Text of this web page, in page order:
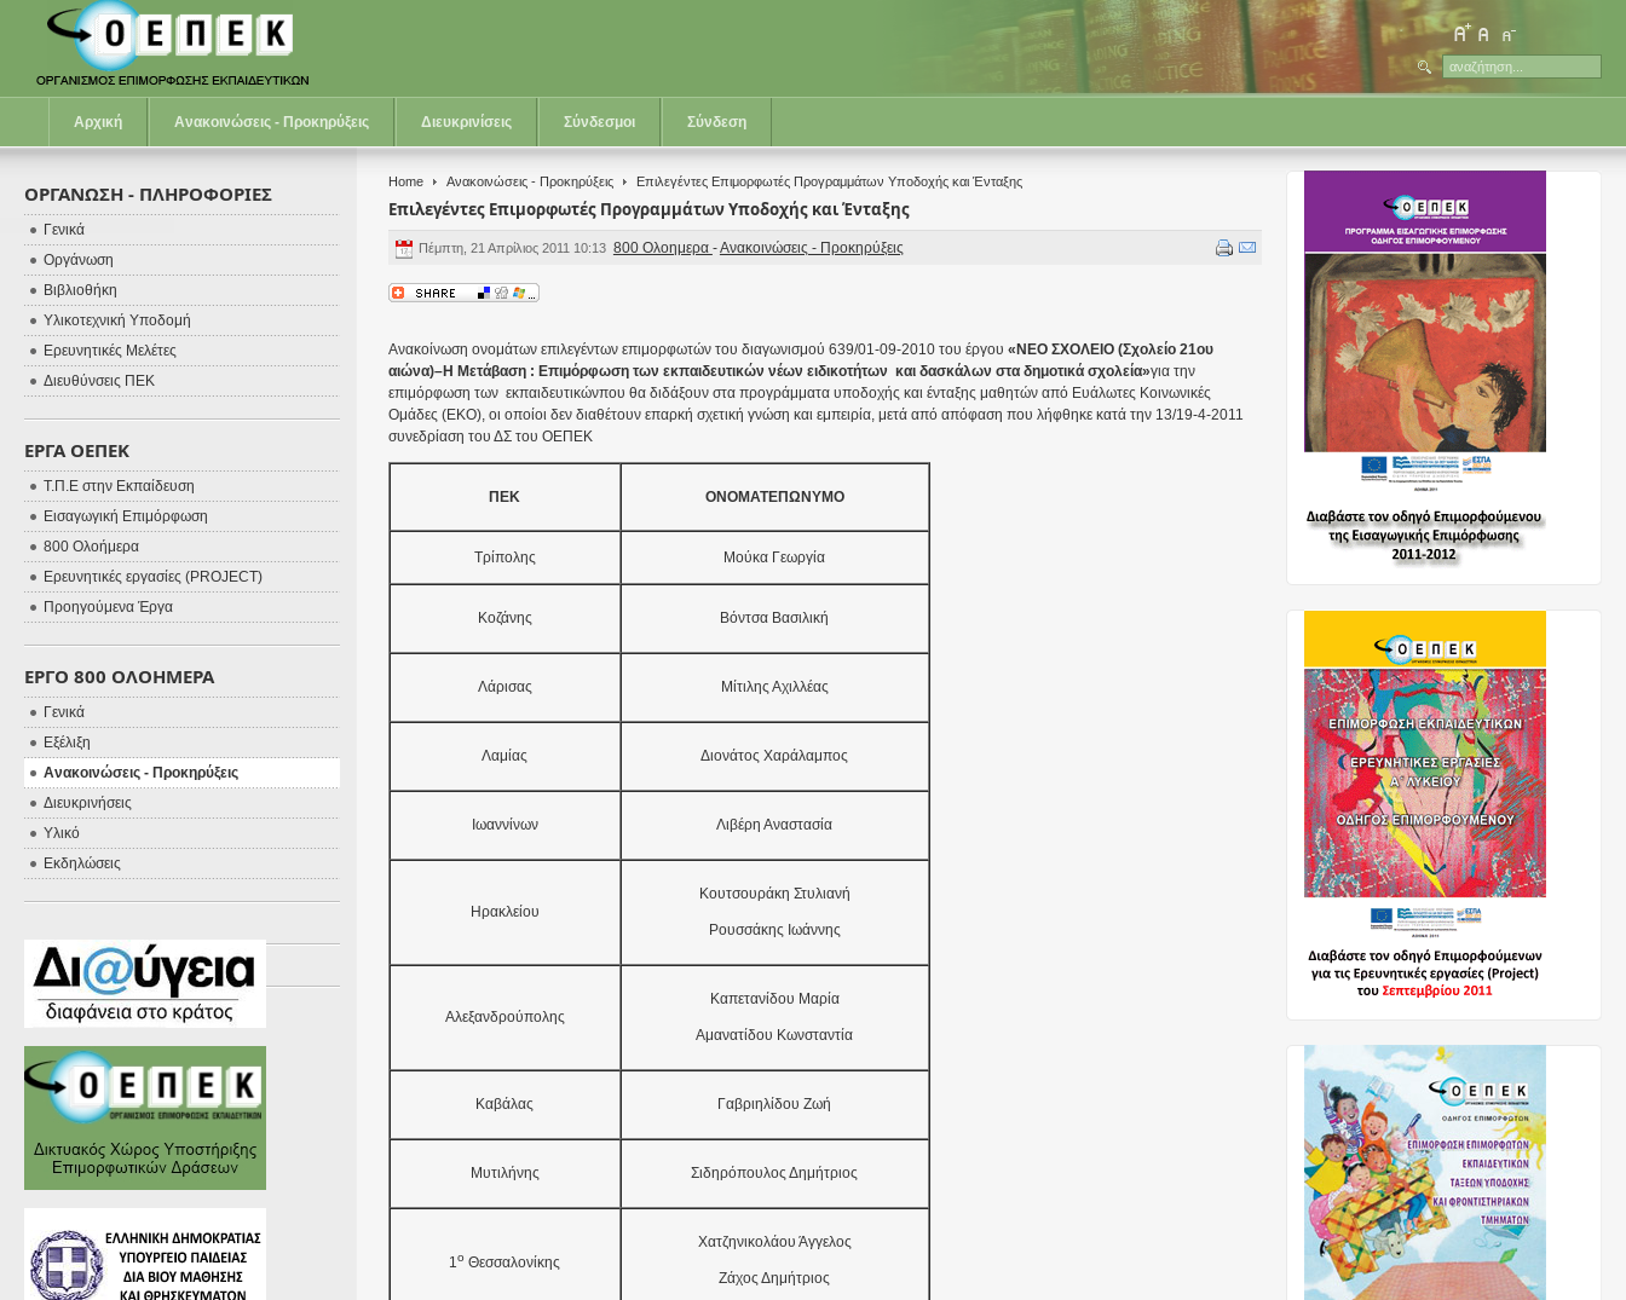
Αρχική Ανακοινώσεις - Προκηρύξεις Διευκρινίσεις Σύνδεσμοι Σύνδεση
Home Ανακοινώσεις - Προκηρύξεις Επιλεγέντες Επιμορφωτές Προγραμμάτων Υποδοχής και Ένταξης
Επιλεγέντες Επιμορφωτές Προγραμμάτων Υποδοχής και Ένταξης
Πέμπτη, 21 Απρίλιος 2011 10:13 800 Ολοημερα -Ανακοινώσεις - Προκηρύξεις
Ανακοίνωση ονομάτων επιλεγέντων επιμορφωτών του διαγωνισμού 639/01-09-2010 του έργου «ΝΕΟ ΣΧΟΛΕΙΟ (Σχολείο 21ου
αιώνα)–Η Μετάβαση : Επιμόρφωση των εκπαιδευτικών νέων ειδικοτήτων και δασκάλων στα δημοτικά σχολεία»για την
επιμόρφωση των εκπαιδευτικώνπου θα διδάξουν στα προγράμματα υποδοχής και ένταξης μαθητών από Ευάλωτες Κοινωνικές
Ομάδες (ΕΚΟ), οι οποίοι δεν διαθέτουν επαρκή σχετική γνώση και εμπειρία, μετά από απόφαση που λήφθηκε κατά την 13/19-4-2011
συνεδρίαση του ΔΣ του ΟΕΠΕΚ
ΠΕΚ ΟΝΟΜΑΤΕΠΩΝΥΜΟ
Τρίπολης Μούκα Γεωργία
Κοζάνης Βόντσα Βασιλική
Λάρισας Μίτιλης Αχιλλέας
Λαμίας Διονάτος Χαράλαμπος
Ιωαννίνων Λιβέρη Αναστασία
Ηρακλείου
Κουτσουράκη Στυλιανή
Ρουσσάκης Ιωάννης
Αλεξανδρούπολης
Καπετανίδου Μαρία
Αμανατίδου Κωνσταντία
Καβάλας Γαβριηλίδου Ζωή
Μυτιλήνης Σιδηρόπουλος Δημήτριος
1ο Θεσσαλονίκης
Χατζηνικολάου Άγγελος
Ζάχος Δημήτριος
ΟΡΓΑΝΩΣΗ - ΠΛΗΡΟΦΟΡΙΕΣ
Γενικά
Οργάνωση
Βιβλιοθήκη
Υλικοτεχνική Υποδομή
Ερευνητικές Μελέτες
Διευθύνσεις ΠΕΚ
ΕΡΓΑ ΟΕΠΕΚ
Τ.Π.Ε στην Εκπαίδευση
Εισαγωγική Επιμόρφωση
800 Ολοήμερα
Ερευνητικές εργασίες (PROJECT)
Προηγούμενα Έργα
ΕΡΓΟ 800 ΟΛΟΗΜΕΡΑ
Γενικά
Εξέλιξη
Ανακοινώσεις - Προκηρύξεις
Διευκρινήσεις
Υλικό
Εκδηλώσεις